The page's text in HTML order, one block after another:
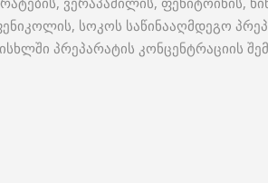
სოკოს საწინააღმდეგო
პრეპარატის კონცენტრაციის